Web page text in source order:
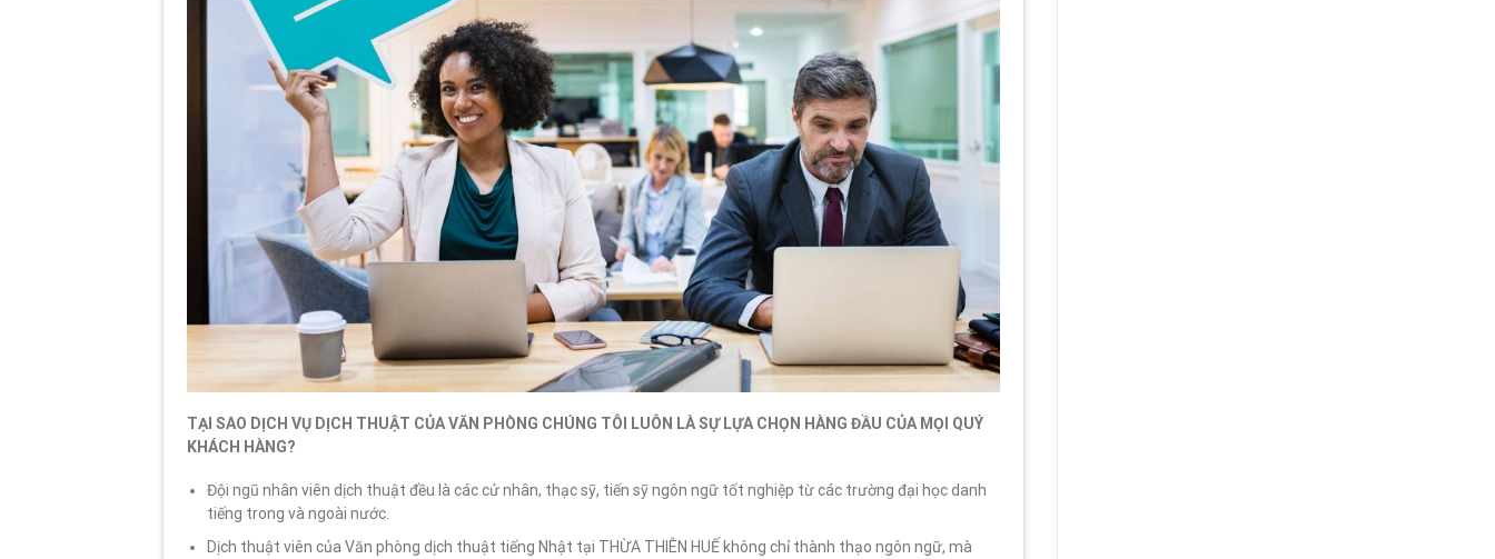
TẠI SAO DỊCH VỤ DỊCH THUẬT CỦA VĂN PHÒNG CHÚNG TÔI LUÔN LÀ SỰ LỰA CHỌN HÀNG ĐẦU CỦA MỌI QUÝ
KHÁCH HÀNG?
Đội ngũ nhân viên dịch thuật đều là các cử nhân, thạc sỹ, tiến sỹ ngôn ngữ tốt nghiệp từ các trường đại học danh
tiếng trong và ngoài nước.
Dịch thuật viên của Văn phòng dịch thuật tiếng Nhật tại THỪA THIÊN HUẾ không chỉ thành thạo ngôn ngữ, mà